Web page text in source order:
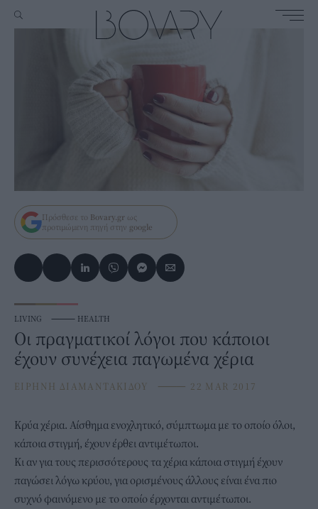
Πρόσθεσε το Bovary.gr ως
προτιμώμενη πηγή στην google
LIVING ⸻ HEALTH
Οι πραγματικοί λόγοι που κάποιοι
έχουν συνέχεια παγωμένα χέρια
ΕΙΡΗΝΗ ΔΙΑΜΑΝΤΑΚΙΔΟΥ ⸻ 22 MAR 2017
Κρύα χέρια. Αίσθημα ενοχλητικό, σύμπτωμα με το οποίο όλοι,
κάποια στιγμή, έχουν έρθει αντιμέτωποι.
Κι αν για τους περισσότερους τα χέρια κάποια στιγμή έχουν
παγώσει λόγω κρύου, για ορισμένους άλλους είναι ένα πιο
συχνό φαινόμενο με το οποίο έρχονται αντιμέτωποι.